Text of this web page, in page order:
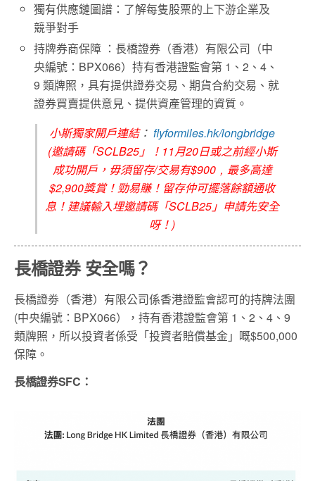
獨有供應鏈圖譜：了解每隻股票的上下游企業及
競爭對手
持牌券商保障 ：長橋證券（香港）有限公司（中
央編號：BPX066）持有香港證監會第 1、2、4、
9 類牌照，具有提供證券交易、期貨合約交易、就
證券買賣提供意見、提供資產管理的資質。
小斯獨家開戶連結： flyformiles.hk/longbridge
(邀請碼「SCLB25」！11月20日或之前經小斯
成功開戶，毋須留存/交易有$900﹐最多高達
$2,900獎賞！勁易賺！留存仲可擺落餘額通收
息！建議輸入埋邀請碼「SCLB25」申請先安全
呀！)
長橋證券 安全嗎？
長橋證劵（香港）有限公司係香港證監會認可的持牌法團
(中央編號：BPX066），持有香港證監會第 1、2、4、9
類牌照，所以投資者係受「投資者賠償基金」嘅$500,000
保障。
長橋證券SFC：